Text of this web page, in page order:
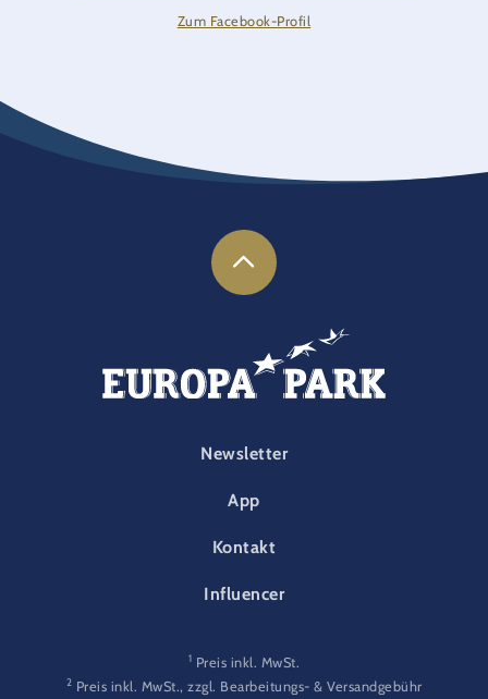
Zum Facebook-Profil
FOOTER-PARK
Newsletter
App
Kontakt
Influencer
1 Preis inkl. MwSt.
2 Preis inkl. MwSt., zzgl. Bearbeitungs- & Versandgebühr